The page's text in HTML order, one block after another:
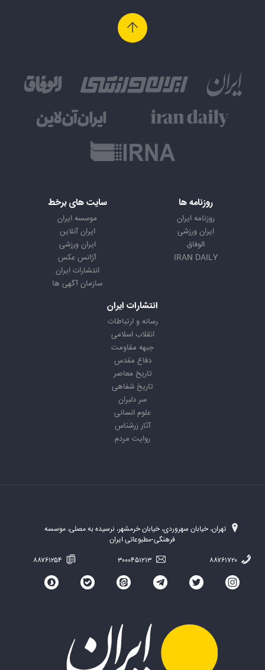
روزنامه ها
روزنامه ایران
ایران ورزشی
الوفاق
IRAN DAILY
سایت های برخط
موسسه ایران
ایران آنلاین
ایران ورزشی
آژانس عکس
انتشارات ایران
سازمان آگهی ها
انتشارات ایران
رسانه و ارتباطات
انقلاب اسلامی
جبهه مقاومت
دفاع مقدس
تاریخ معاصر
تاریخ شفاهی
سر دلبران
علوم انسانی
آثار زرشناس
روایت مردم
تهران، خیابان سهروردی، خیابان خرمشهر، نرسیده به مصلی، موسسه
فرهنگی-مطبوعاتی ایران